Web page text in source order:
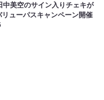
中美空のサイン入りチェキが
ューパスキャンペーン開催